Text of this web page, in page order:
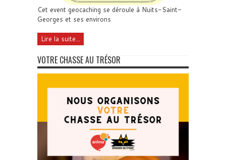
Cet event geocaching se déroule à Nuits-Saint-
Georges et ses environs
Lire la suite...
VOTRE CHASSE AU TRÉSOR